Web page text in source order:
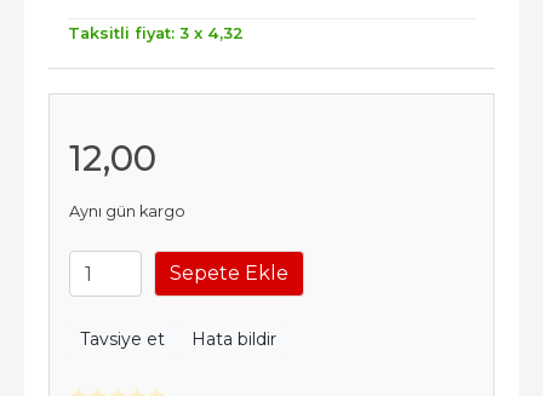
Taksitli fiyat: 3 x 4,32
12,00
Aynı gün kargo
Sepete Ekle
Tavsiye et Hata bildir